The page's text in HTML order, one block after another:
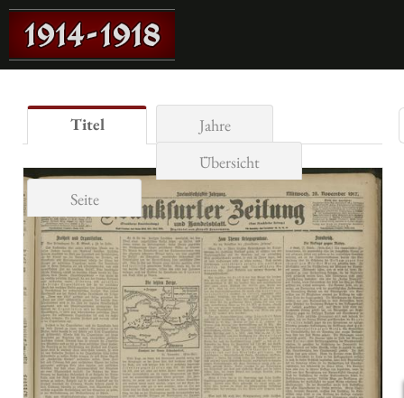
Titel
Jahre
Übersicht
Seite